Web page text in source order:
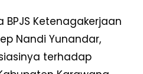
Ketenagakerjaan
Nandi Yunandar,
terhadap